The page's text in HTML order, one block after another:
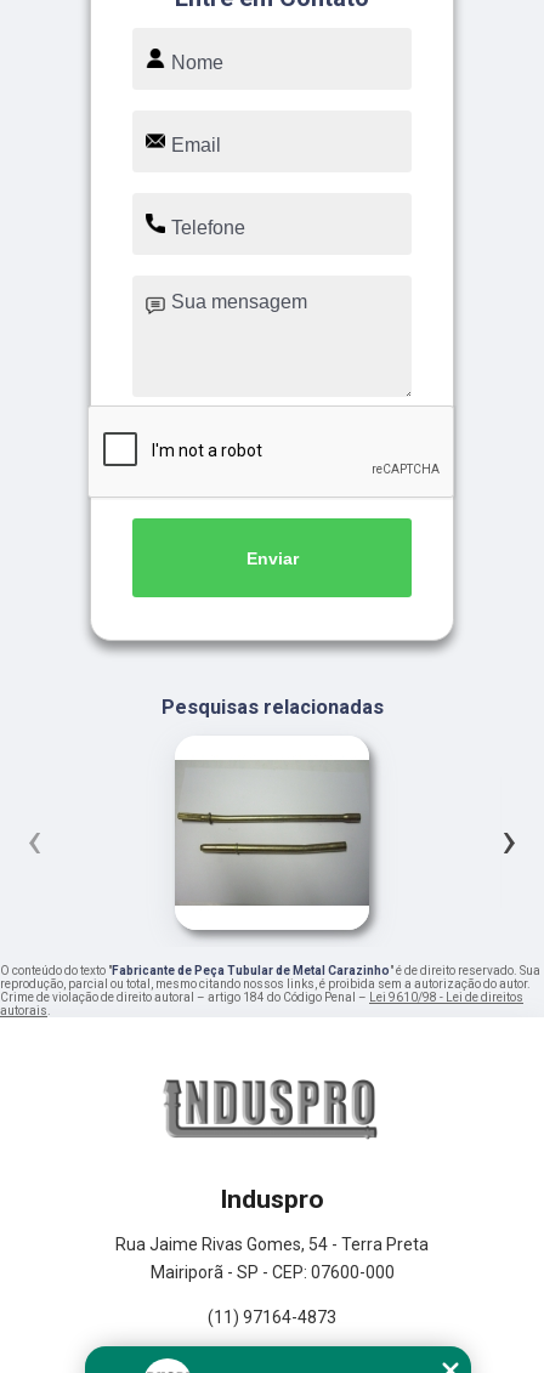
Enviar
Pesquisas relacionadas
‹ ›
O conteúdo do texto "Fabricante de Peça Tubular de Metal Carazinho" é de direito reservado. Sua
reprodução, parcial ou total, mesmo citando nossos links, é proibida sem a autorização do autor.
Crime de violação de direito autoral – artigo 184 do Código Penal – Lei 9610/98 - Lei de direitos
autorais.
Induspro
Rua Jaime Rivas Gomes, 54 - Terra Preta
Mairiporã - SP - CEP: 07600-000
(11) 97164-4873